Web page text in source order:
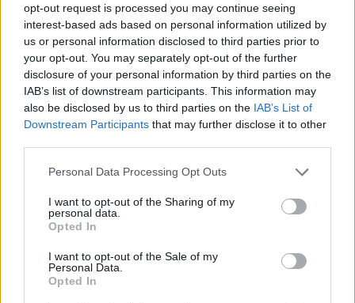
opt-out request is processed you may continue seeing
interest-based ads based on personal information utilized by
us or personal information disclosed to third parties prior to
your opt-out. You may separately opt-out of the further
disclosure of your personal information by third parties on the
IAB’s list of downstream participants. This information may
also be disclosed by us to third parties on the IAB’s List of
Downstream Participants that may further disclose it to other
Please note that this website/app uses one or more Google
not limited to your visit or usage behaviour. You may click to
grant or deny consent to Google and its third-party tags to
use your data for below specified purposes in below Google
consent section.
Personal Data Processing Opt Outs
I want to opt-out of the Sharing of my
personal data.
Opted In
I want to opt-out of the Sale of my
Personal Data.
Opted In
Terroristák tömegei szivárogtak be
az ENSZ palesztin
segélyszervezetébe
„Idén végre döntés előtt állnak. Választhatják
azt, hogy a felbujtást, a terrorizmust és a
stagnálást támogatják. Vagy úgy, hogy a
Béketanácsot támogatják, ezzel a gázai
lakosoknak utat nyitva a békéhez, a jóléthez
és a valódi, tartós változáshoz. A döntés az
önöké” – jelentette ki a követ. „A történelem
nem fogja elfelejteni.”